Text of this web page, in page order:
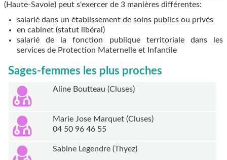
(Haute-Savoie) peut s'exercer de 3 manières différentes:
salarié dans un établissement de soins publics ou privés
en cabinet (statut libéral)
salarié de la fonction publique territoriale dans les
services de Protection Maternelle et Infantile
Sages-femmes les plus proches
Aline Boutteau (Cluses)
Marie Jose Marquet (Cluses)
04 50 96 46 55
Sabine Legendre (Thyez)